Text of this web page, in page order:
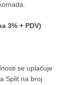
3% + PDV)
se uplaćuje
Split na broj